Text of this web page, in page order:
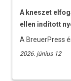
A kneszet
ellen indított
A BreuerPress
2026. június 12